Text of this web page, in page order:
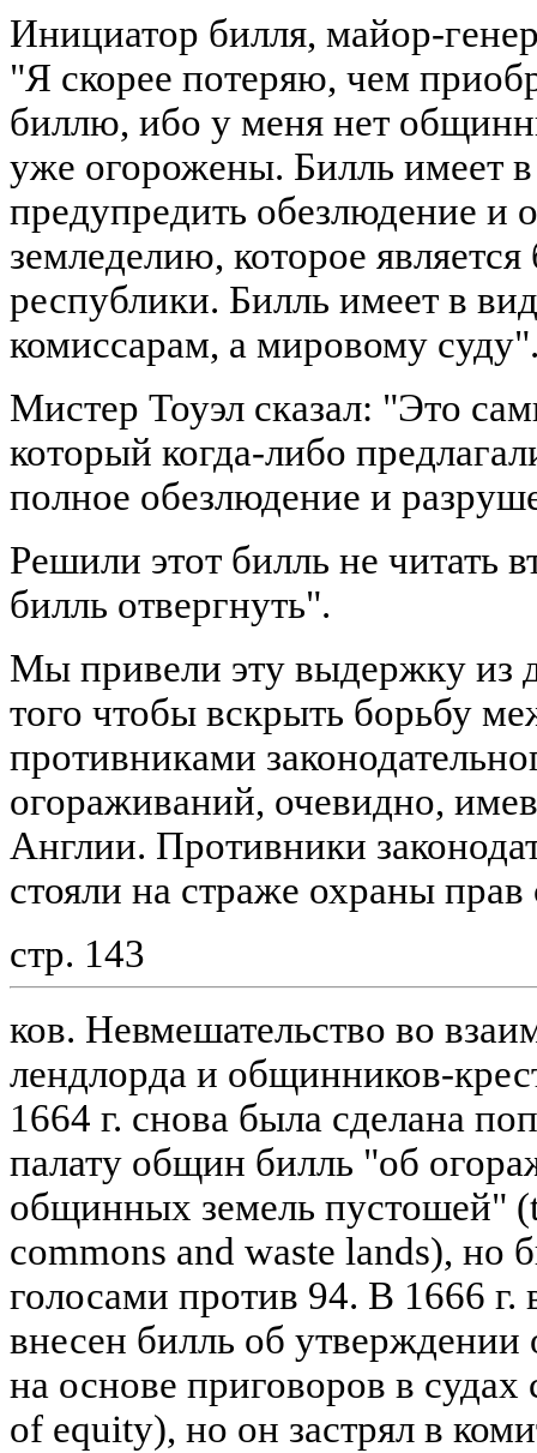
Инициатор билля, майор-
"Я скорее потеряю, чем
биллю, ибо у меня нет
уже огорожены. Билль имеет
предупредить обезлюдение и
земледелию, которое
республики. Билль имеет в
комиссарам, а мировому
Мистер Тоуэл сказал: "Это
который когда-либо
полное обезлюдение и
Решили этот билль не читать
билль отвергнуть".
Мы привели эту выдержку из
того чтобы вскрыть борьбу
противниками
огораживаний, очевидно,
Англии. Противники
стояли на страже охраны прав
стр. 143
ков. Невмешательство во
лендлорда и общинников-
1664 г. снова была сделана
палату общин билль "об
общинных земель пустошей"
commons and waste lands), но
голосами против 94. В 1666 г.
внесен билль об
на основе приговоров в
of equity), но он застрял в